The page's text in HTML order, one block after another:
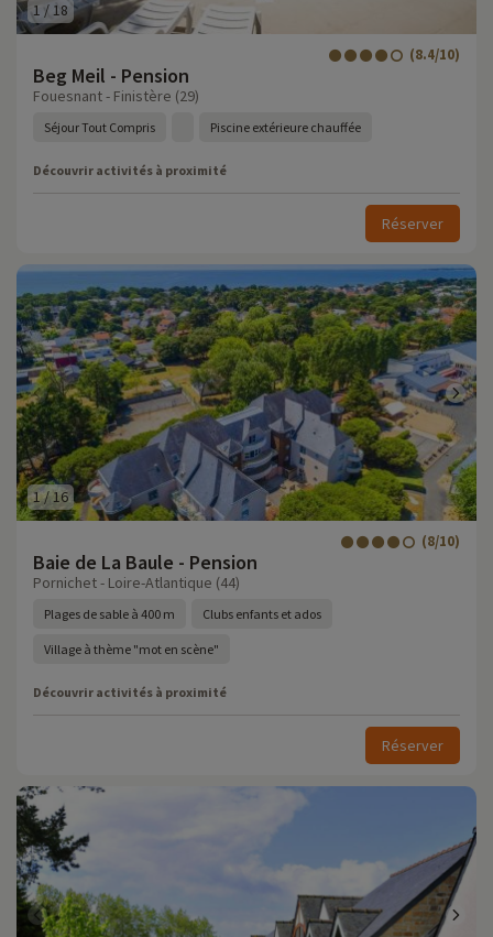
1 /18
Beg Meil - Pension
(8.4/10)
Fouesnant - Finistère (29)
Séjour Tout Compris Piscine extérieure chauffée
Découvrir activités à proximité
Réserver
1/16
Baie de La Baule - Pension
(8/10)
Pornichet - Loire-Atlantique (44)
Plages de sable à 400 m Clubs enfants et ados
Village à thème "mot en scène"
Découvrir activités à proximité
Réserver